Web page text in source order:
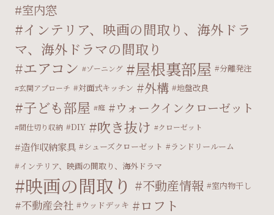
室内窓
インテリア、映画の間取り、海外ドラ
マ、海外ドラマの間取り
エアコン ゾーニング 屋根裏部屋 分離発注
玄関アプローチ 対面式キッチン 外構 地盤改良
子ども部屋 庭 ウォークインクローゼット
間仕切り収納 DIY 吹き抜け クローゼット
造作収納家具 シューズクローゼット
ランドリールーム
インテリア、映画の間取り、海外ドラマ
映画の間取り 不動産情報 室内物干し
不動産会社 ウッドデッキ ロフト